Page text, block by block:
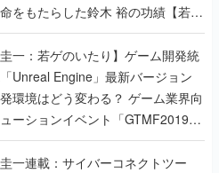
をもたらした鈴木 裕の功績【若ゲ
】
圭一：若ゲのいたり】ゲーム開発統
Unreal Engine」最新バージョン
環境はどう変わる？ ゲーム業界向
ーションイベント「GTMF2019」
、より理解を深めよう【PR】
圭一連載：サイバーコネクトツー